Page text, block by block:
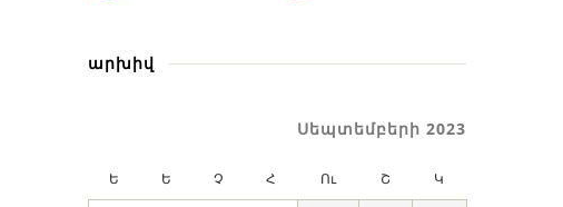
արխիվ
Սեպտեմբերի 2023
Ե Ե Չ Հ Ու Շ Կ